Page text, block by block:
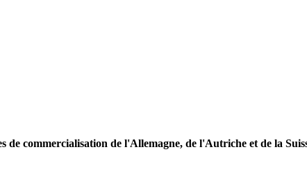
de commercialisation de l'Allemagne, de l'Autriche et de la